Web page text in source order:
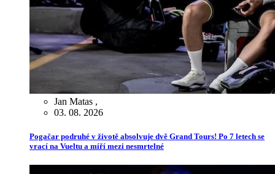
Jan Matas ,
03. 08. 2026
Pogačar podruhé v životě absolvuje dvě Grand Tours! Po 7 letech se
vrací na Vueltu a míří mezi nesmrtelné